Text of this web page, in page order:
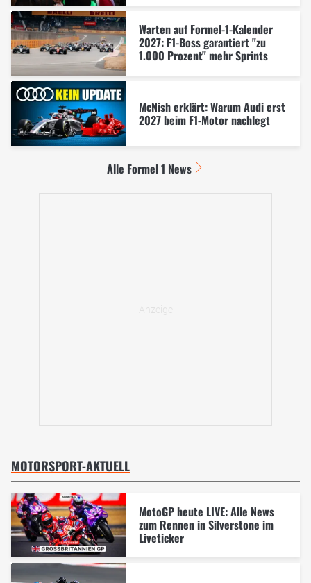
Warten auf Formel-1-Kalender
2027: F1-Boss garantiert "zu
1.000 Prozent" mehr Sprints
McNish erklärt: Warum Audi erst
2027 beim F1-Motor nachlegt
Alle Formel 1 News
MOTORSPORT-AKTUELL
MotoGP heute LIVE: Alle News
zum Rennen in Silverstone im
Liveticker